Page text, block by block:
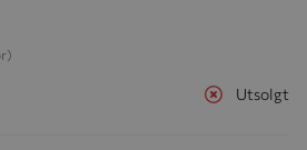
Utsolgt